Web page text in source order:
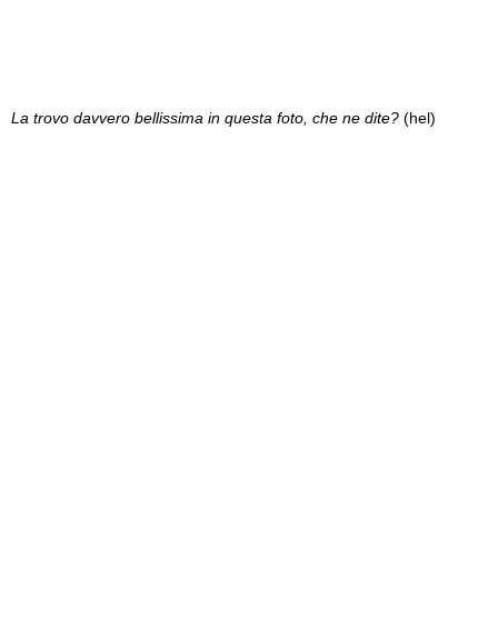
La trovo davvero bellissima in questa foto, che ne dite? (hel)